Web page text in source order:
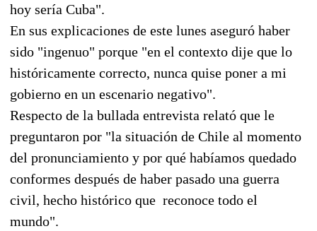
hoy sería Cuba".
En sus explicaciones de este lunes aseguró haber
sido "ingenuo" porque "en el contexto dije que lo
históricamente correcto, nunca quise poner a mi
gobierno en un escenario negativo".
Respecto de la bullada entrevista relató que le
preguntaron por "la situación de Chile al momento
del pronunciamiento y por qué habíamos quedado
conformes después de haber pasado una guerra
civil, hecho histórico que reconoce todo el
mundo".